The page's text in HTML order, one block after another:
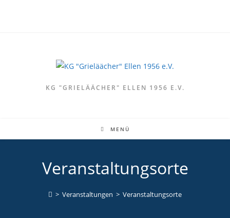
KG "GRIELÄÄCHER" ELLEN 1956 E.V.
MENÜ
Veranstaltungsorte
> Veranstaltungen > Veranstaltungsorte